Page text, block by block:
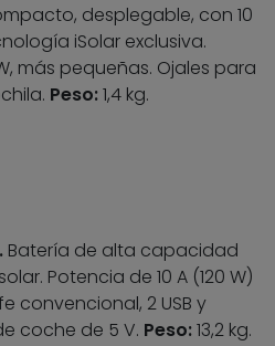
desplegable, con 10
iSolar exclusiva.
más pequeñas. Ojales para
Peso:1,4 kg.
Batería de alta capacidad
Potencia de 10 A (120 W)
convencional, 2 USB y
coche de 5 V. Peso:13,2 kg.